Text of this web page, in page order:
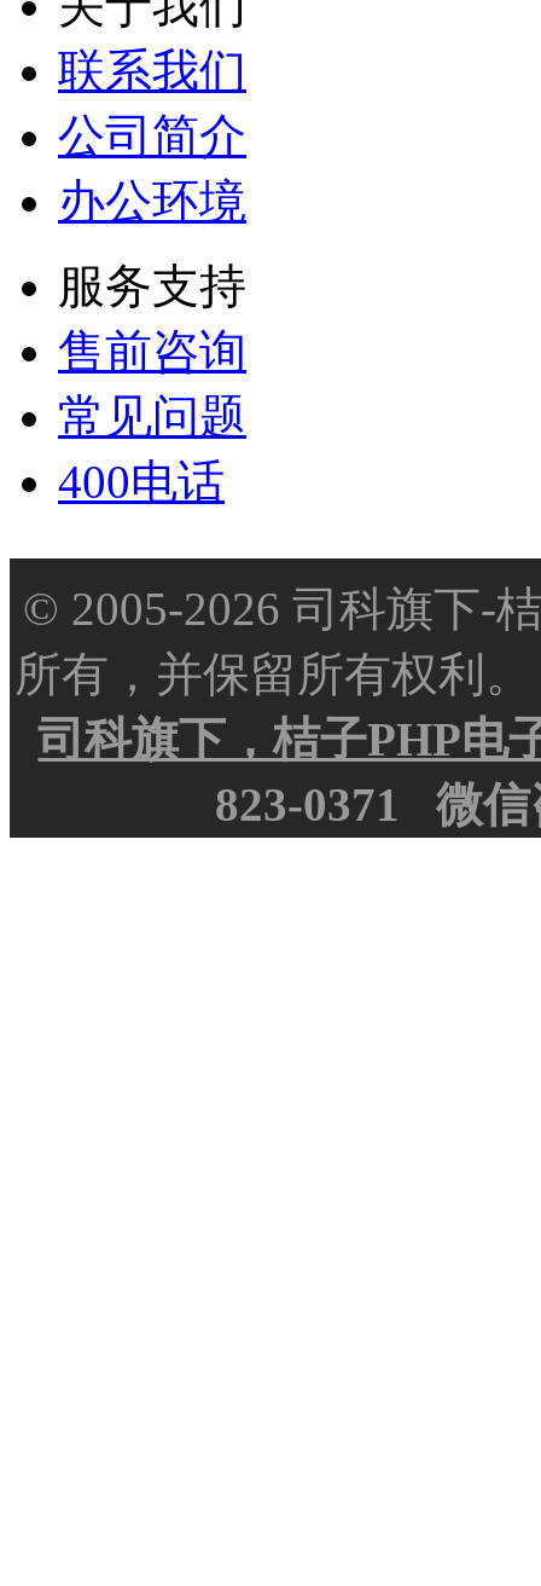
联系我们
公司简介
办公环境
服务支持
售前咨询
常见问题
400电话
© 2005-2026 司科旗下-
所有，并保留所有权利
司科旗下，桔子PHP电
823-0371
微信